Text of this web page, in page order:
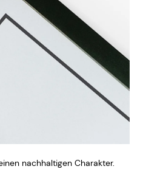
nachhaltigen Charakter.